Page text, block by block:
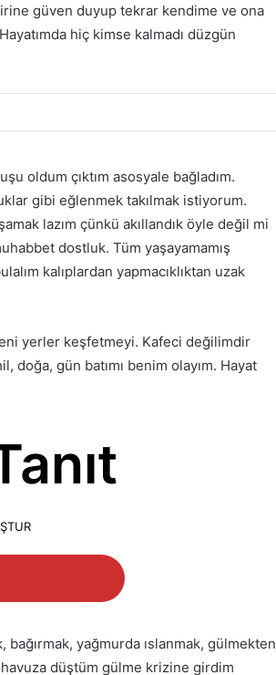
güven duyup tekrar kendime ve ona
hiç kimse kalmadı düzgün
oldum çıktım asosyale bağladım.
gibi eğlenmek takılmak istiyorum.
lazım çünkü akıllandık öyle değil mi
dostluk. Tüm yaşayamamış
kalıplardan yapmacıklıktan uzak
yerler keşfetmeyi. Kafeci değilimdir
doğa, gün batımı benim olayım. Hayat
yağmurda ıslanmak, gülmekten
düştüm gülme krizine girdim